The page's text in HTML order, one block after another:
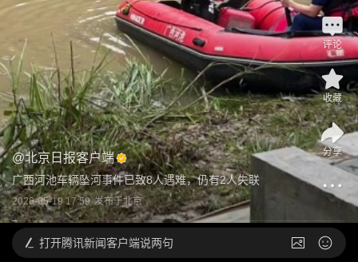
@北京日报客户端
广西河池车辆坠河事件已致8人遇难，仍有2人失联
2026-05-19 17:59 发布于北京
评论
收藏
分享
打开腾讯新闻客户端说两句